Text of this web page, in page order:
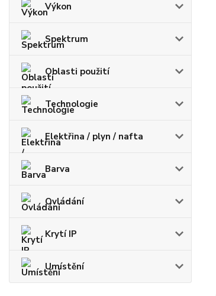
Výkon
Spektrum
Oblasti použití
Technologie
Elektřina / plyn / nafta
Barva
Ovládání
Krytí IP
Umístění